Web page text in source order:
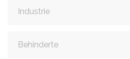
Industrie
Behinderte